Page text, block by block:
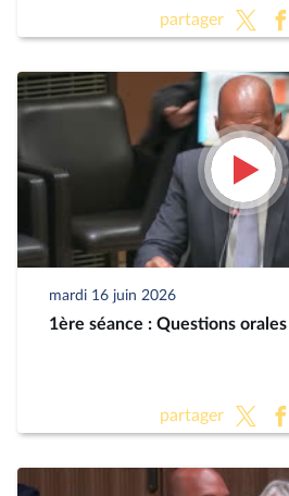
partager
mardi 16 juin 2026
1ère séance : Questions
partager